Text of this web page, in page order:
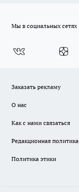
Мы в социальных сетях
Заказать рекламу
О нас
Как с нами связаться
Редакционная политика
Политика этики